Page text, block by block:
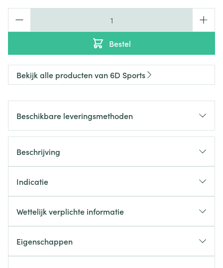
Bestel
Bekijk alle producten van 6D Sports
Beschikbare leveringsmethoden
Beschrijving
Indicatie
Wettelijk verplichte informatie
Eigenschappen